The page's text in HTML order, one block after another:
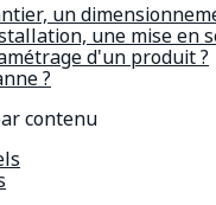
un
une mise en
d'un produit ?
?
contenu